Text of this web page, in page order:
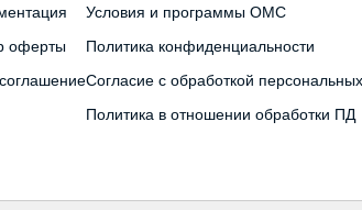
оферты
Условия и программы ОМС
Политика конфиденциальности
Согласие с обработкой
Политика в отношении обработки ПД